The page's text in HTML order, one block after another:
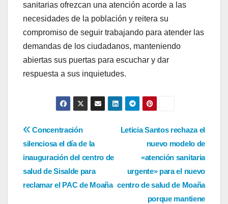
sanitarias ofrezcan una atención acorde a las
necesidades de la población y reitera su
compromiso de seguir trabajando para atender las
demandas de los ciudadanos, manteniendo
abiertas sus puertas para escuchar y dar
respuesta a sus inquietudes.
Navegación
de
entradas
Leticia Santos rechaza el
nuevo modelo de
«atención sanitaria
urgente» para el nuevo
centro de salud de Moaña
porque mantiene
Concentración
silenciosa el día de la
inauguración del centro de
salud de Sisalde para
reclamar el PAC de Moaña